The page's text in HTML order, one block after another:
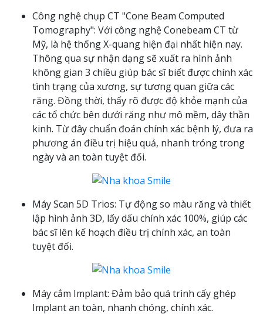
Công nghệ chụp CT "Cone Beam Computed
Tomography": Với công nghệ Conebeam CT từ
Mỹ, là hệ thống X-quang hiện đại nhất hiện nay.
Thông qua sự nhận dạng sẽ xuất ra hình ảnh
không gian 3 chiều giúp bác sĩ biết được chính xác
tình trạng của xương, sự tương quan giữa các
răng. Đồng thời, thấy rõ được độ khỏe mạnh của
các tổ chức bên dưới răng như mô mềm, dây thần
kinh. Từ đây chuẩn đoán chính xác bệnh lý, đưa ra
phương án điều trị hiệu quả, nhanh tróng trong
ngày và an toàn tuyệt đối.
Máy Scan 5D Trios: Tự động so màu răng và thiết
lập hình ảnh 3D, lấy dấu chính xác 100%, giúp các
bác sĩ lên kế hoạch điều trị chính xác, an toàn
tuyệt đối.
Máy cắm Implant: Đảm bảo quá trình cấy ghép
Implant an toàn, nhanh chóng, chính xác.